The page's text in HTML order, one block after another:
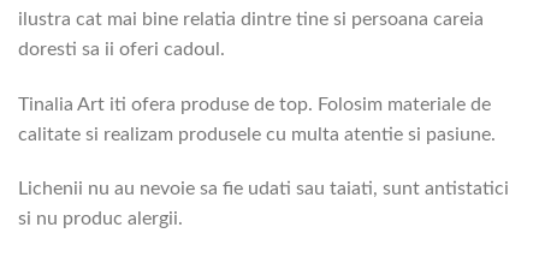
ilustra cat mai bine relatia dintre tine si persoana careia
doresti sa ii oferi cadoul.
Tinalia Art iti ofera produse de top. Folosim materiale de
calitate si realizam produsele cu multa atentie si pasiune.
Lichenii nu au nevoie sa fie udati sau taiati, sunt antistatici
si nu produc alergii.